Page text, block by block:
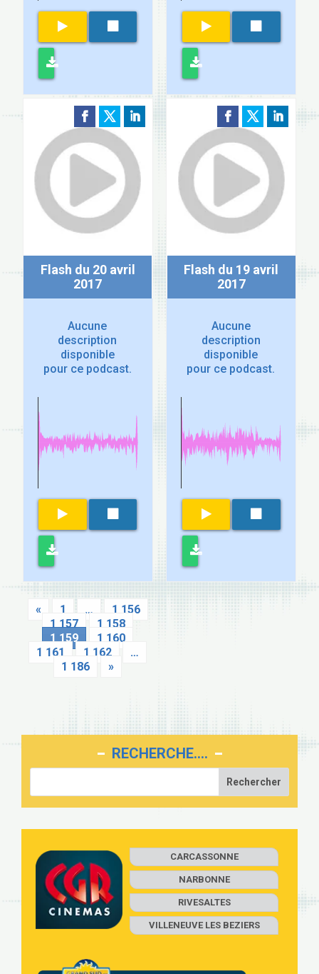
Flash du 20 avril
2017
Aucune
description
disponible
pour ce podcast.
Flash du 19 avril
2017
Aucune
description
disponible
pour ce podcast.
« 1 …
1 156
1 157
1 158
1 159
1 160
1 161
1 162
…
1 186
»
RECHERCHE….
CARCASSONNE
NARBONNE
RIVESALTES
VILLENEUVE LES BEZIERS